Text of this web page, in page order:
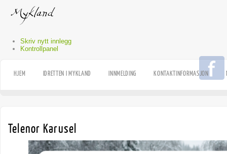
Skriv nytt innlegg
Kontrollpanel
HJEM IDRETTEN I MYKLAND INNMELDING KONTAKTINFORMASJON
Telenor Karusel